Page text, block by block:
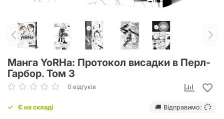
Манга YoRHa: Протокол висадки в Перл-
Гарбор. Том 3
0 відгуків
Є на складі 🚚 Відправимо: